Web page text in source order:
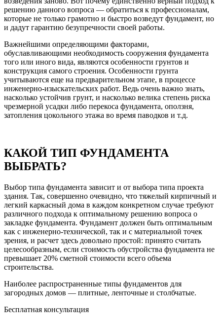
решению данного вопроса — обратиться к профессионалам,
которые не только грамотно и быстро возведут фундамент, но
и дадут гарантию безупречности своей работы.
Важнейшими определяющими факторами,
обуславливающими необходимость сооружения фундамента
того или иного вида, являются особенности грунтов и
конструкция самого строения. Особенности грунта
учитываются еще на предварительном этапе, в процессе
инженерно-изыскательских работ. Ведь очень важно знать,
насколько устойчив грунт, и насколько велика степень риска
чрезмерной усадки либо перекоса фундамента, оползня,
затопления цокольного этажа во время паводков и т.д.
КАКОЙ ТИП ФУНДАМЕНТА
ВЫБРАТЬ?
Выбор типа фундамента зависит и от выбора типа проекта
здания. Так, совершенно очевидно, что тяжелый кирпичный и
легкий каркасный дома в каждом конкретном случае требуют
различного подхода к оптимальному решению вопроса о
закладке фундамента. Фундамент должен быть оптимальным
как с инженерно-технической, так и с материальной точек
зрения, и расчет здесь довольно простой: принято считать
целесообразным, если стоимость обустройства фундамента не
превышает 20% сметной стоимости всего объема
строительства.
Наиболее распространенные типы фундаментов для
загородных домов — плитные, ленточные и столбчатые.
Бесплатная консультация